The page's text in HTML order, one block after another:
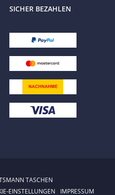
SICHER BEZAHLEN
TASCHEN
EINSTELLUNGEN IMPRESSUM